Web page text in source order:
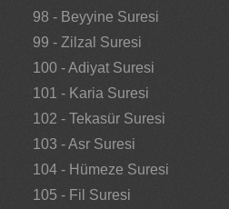
98 - Beyyine Suresi
99 - Zilzal Suresi
100 - Adiyat Suresi
101 - Karia Suresi
102 - Tekasür Suresi
103 - Asr Suresi
104 - Hümeze Suresi
105 - Fil Suresi